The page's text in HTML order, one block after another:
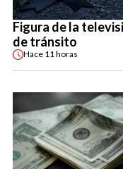
Figura de la
de tránsito
Hace 11 horas